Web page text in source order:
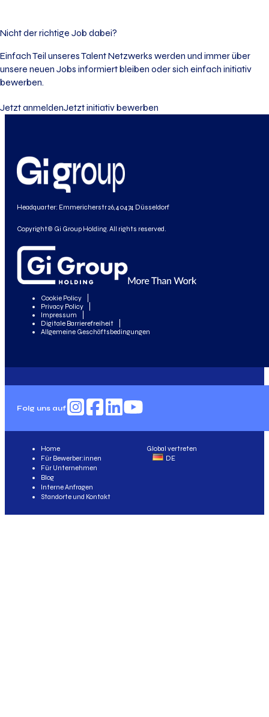
Nicht der richtige Job dabei?
Einfach Teil unseres Talent Netzwerks werden und immer über
unsere neuen Jobs informiert bleiben oder sich einfach initiativ
bewerben.
Jetzt anmeldenJetzt initiativ bewerben
Headquarter: Emmericherstr 26, 40474 Düsseldorf
Copyright© Gi Group Holding. All rights reserved.
Cookie Policy
Privacy Policy
Impressum
Digitale Barrierefreiheit
Allgemeine Geschäftsbedingungen
Folg uns auf
Global vertreten
DE
Home
Für Bewerber:innen
Für Unternehmen
Blog
Interne Anfragen
Standorte und Kontakt